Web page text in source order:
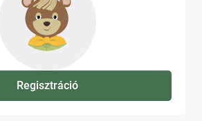
Regisztráció